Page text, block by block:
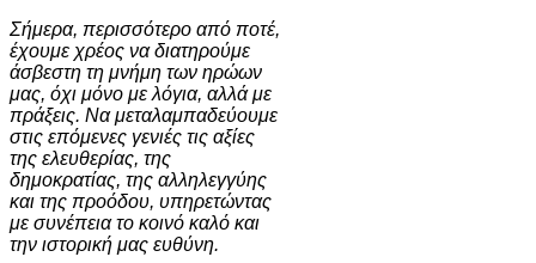
Σήμερα, περισσότερο από ποτέ,
έχουμε χρέος να διατηρούμε
άσβεστη τη μνήμη των ηρώων
μας, όχι μόνο με λόγια, αλλά με
πράξεις. Να μεταλαμπαδεύουμε
στις επόμενες γενιές τις αξίες
της ελευθερίας, της
δημοκρατίας, της αλληλεγγύης
και της προόδου, υπηρετώντας
με συνέπεια το κοινό καλό και
την ιστορική μας ευθύνη.